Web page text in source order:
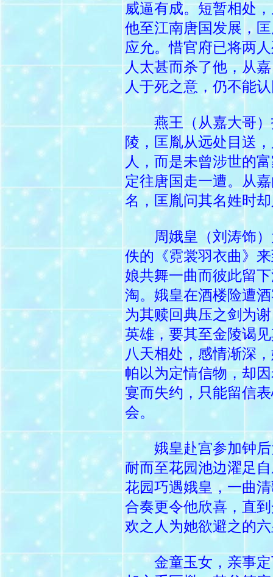
威逼有成。短暂相处
他至江南唐国发展，
应允。惜官府已将两
人太甚而杀了他，从
人于死之意，仍不能
燕王（从嘉大哥）
陵，匡胤从远处目送
人，而是未曾涉世的
定往唐国走一遭。从
名，匡胤问其名姓时
周娥皇（刘涛饰）
佚的《霓裳羽衣曲》
娘共舞一曲而彼此留
淘。娥皇在酒楼险遭
为其赎回典压之剑为
英雄，要其至金陵谒
八天相处，感情渐深
帕以为定情信物，却
宴而失约，只能留信
会。
娥皇赴宫参加钟后
耐而至花园池边濯足
花园巧遇娥皇，一曲
合奏更令他欣喜，直
欢之人为她欲避之的
金童玉女，亲事定